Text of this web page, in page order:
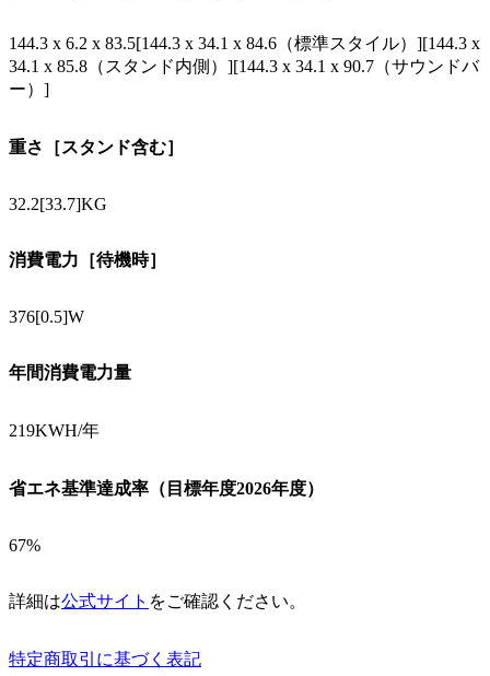
144.3 x 6.2 x 83.5[144.3 x 34.1 x 84.6（標準スタイル）][144.3 x
34.1 x 85.8（スタンド内側）][144.3 x 34.1 x 90.7（サウンドバ
ー）]
重さ［スタンド含む］
32.2[33.7]KG
消費電力［待機時］
376[0.5]W
年間消費電力量
219KWH/年
省エネ基準達成率（目標年度2026年度）
67%
詳細は公式サイト をご確認ください。
特定商取引に基づく表記